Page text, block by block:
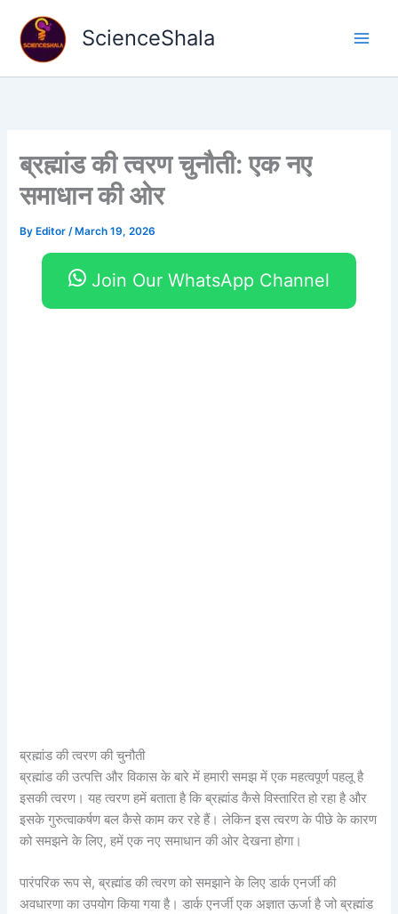
content
ScienceShala
ब्रह्मांड की त्वरण चुनौती: एक नए
समाधान की ओर
By Editor/ March 19, 2026
Join Our WhatsApp Channel
ब्रह्मांड की त्वरण की चुनौती
ब्रह्मांड की उत्पत्ति और विकास के बारे में हमारी समझ में एक महत्वपूर्ण पहलू है
इसकी त्वरण। यह त्वरण हमें बताता है कि ब्रह्मांड कैसे विस्तारित हो रहा है और
इसके गुरुत्वाकर्षण बल कैसे काम कर रहे हैं। लेकिन इस त्वरण के पीछे के कारण
को समझने के लिए, हमें एक नए समाधान की ओर देखना होगा।
पारंपरिक रूप से, ब्रह्मांड की त्वरण को समझाने के लिए डार्क एनर्जी की
अवधारणा का उपयोग किया गया है। डार्क एनर्जी एक अज्ञात ऊर्जा है जो ब्रह्मांड